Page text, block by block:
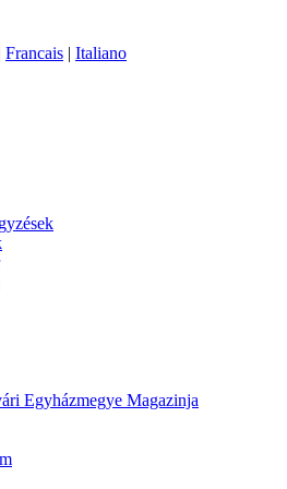
Francais | Italiano
Egyházmegye Magazinja